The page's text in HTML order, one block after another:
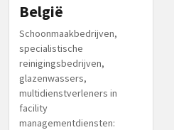
België
Schoonmaakbedrijven,
specialistische
reinigingsbedrijven,
glazenwassers,
multidienstverleners in
facility
managementdiensten: